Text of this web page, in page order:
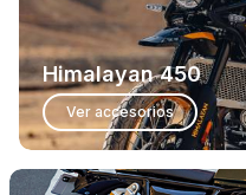
Himalayan 450
Ver accesorios